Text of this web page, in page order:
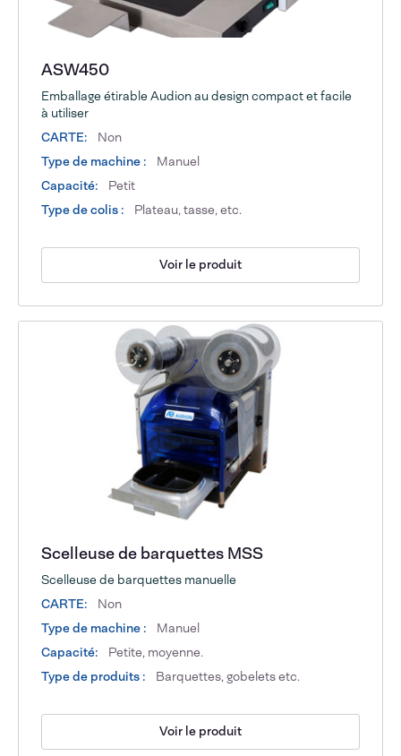
ASW450
Emballage étirable Audion au design compact et facile
à utiliser
CARTE:
Non
Type de machine :
Manuel
Capacité:
Petit
Type de colis :
Plateau, tasse, etc.
Voir le produit
Scelleuse de barquettes MSS
Scelleuse de barquettes manuelle
CARTE:
Non
Type de machine :
Manuel
Capacité:
Petite, moyenne.
Type de produits :
Barquettes, gobelets etc.
Voir le produit